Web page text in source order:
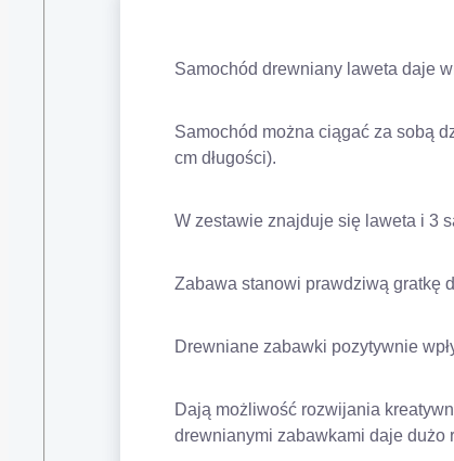
Samochód drewniany laweta daje
Samochód można ciągać za sobą
cm długości).
W zestawie znajduje się laweta i 3
Zabawa stanowi prawdziwą gratkę
Drewniane zabawki pozytywnie
Dają możliwość rozwijania
drewnianymi zabawkami daje dużo